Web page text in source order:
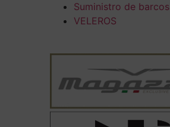
Suministro de barcos
VELEROS